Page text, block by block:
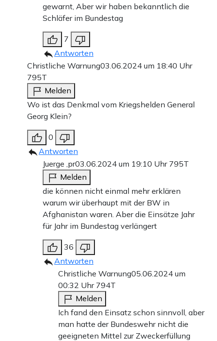
gewarnt, Aber wir haben bekanntlich die
Schläfer im Bundestag
7
Antworten
Christliche Warnung03.06.2024 um 18:40 Uhr
795T
Melden
Wo ist das Denkmal vom Kriegshelden General
Georg Klein?
0
Antworten
Juerge ,pr03.06.2024 um 19:10 Uhr 795T
Melden
die können nicht einmal mehr erklären
warum wir überhaupt mit der BW in
Afghanistan waren. Aber die Einsätze Jahr
für Jahr im Bundestag verlängert
36
Antworten
Christliche Warnung05.06.2024 um
00:32 Uhr 794T
Melden
Ich fand den Einsatz schon sinnvoll, aber
man hatte der Bundeswehr nicht die
geeigneten Mittel zur Zweckerfüllung